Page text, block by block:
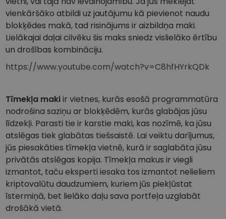
vienkāršāko atbildi uz jautājumu kā pievienot naudu
blokķēdes makā, tad risinājums ir aizbildņa maki.
Lielākajai daļai cilvēku šis maks sniedz vislielāko ērtību
un drošības kombināciju.
https://www.youtube.com/watch?v=C8hfHYrkQDk
Tīmekļa makiir vietnes, kurās esošā programmatūra
nodrošina saziņu ar blokķēdēm, kurās glabājas jūsu
līdzekļi. Parasti tie ir karstie maki, kas nozīmē, ka jūsu
atslēgas tiek glabātas tiešsaistē. Lai veiktu darījumus,
jūs piesakāties tīmekļa vietnē, kurā ir saglabāta jūsu
privātās atslēgas kopija. Tīmekļa makus ir viegli
izmantot, taču eksperti iesaka tos izmantot nelieliem
kriptovalūtu daudzumiem, kuriem jūs piekļūstat
īstermiņā, bet lielāko daļu sava portfeļa uzglabāt
drošākā vietā.